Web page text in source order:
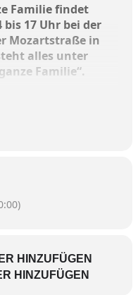
Familie findet
17 Uhr bei der
Mozartstraße in
alles unter
Familie“.
freien Lauf
und Getränke ist
HINZUFÜGEN
HINZUFÜGEN